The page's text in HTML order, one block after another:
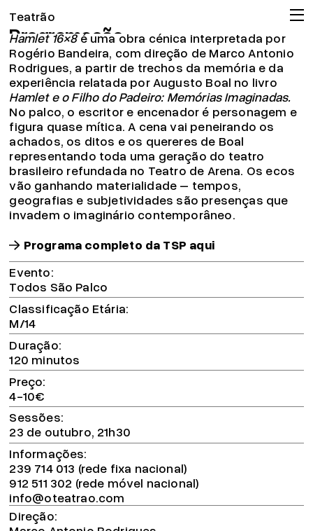
Teatrão
Programação
Companhia
Associação
Circulação
Projeto pedagógico
Arquivo
OMT
Apoios
Bilheteira
© 2026 Teatrão – Companhia de Teatro, Coimbra
Já pode consignar o seu IRS!
Ler mais
Hamlet 16×8 | Todos São Palco
Hamlet 16×8é uma obra cénica interpretada por
Rogério Bandeira, com direção de Marco Antonio
Rodrigues, a partir de trechos da memória e da
experiência relatada por Augusto Boal no livro
Hamlet e o Filho do Padeiro: Memórias Imaginadas.
No palco, o escritor e encenador é personagem e
figura quase mítica. A cena vai peneirando os
achados, os ditos e os quereres de Boal
representando toda uma geração do teatro
brasileiro refundada no Teatro de Arena. Os ecos
vão ganhando materialidade – tempos,
geografias e subjetividades são presenças que
invadem o imaginário contemporâneo.
Programa completo da TSP aqui
Evento
Todos São Palco
Classificação Etária
M/14
Duração
120 minutos
Preço
4-10€
Sessões
23 de outubro, 21h30
Informações
239 714 013 (rede fixa nacional)
912 511 302 (rede móvel nacional)
info@oteatrao.com
Direção